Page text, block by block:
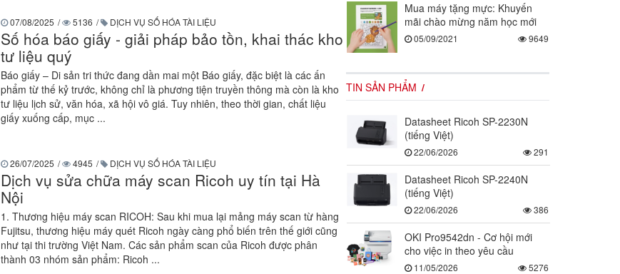
07/08/2025 / 5136 / DỊCH VỤ SỐ HÓA TÀI LIỆU
Số hóa báo giấy - giải pháp bảo tồn, khai thác kho
tư liệu quý
Báo giấy – Di sản tri thức đang dần mai một Báo giấy, đặc biệt là các ấn
phẩm từ thế kỷ trước, không chỉ là phương tiện truyền thông mà còn là kho
tư liệu lịch sử, văn hóa, xã hội vô giá. Tuy nhiên, theo thời gian, chất liệu
giấy xuống cấp, mục ...
26/07/2025 / 4945 / DỊCH VỤ SỐ HÓA TÀI LIỆU
Dịch vụ sửa chữa máy scan Ricoh uy tín tại Hà
Nội
1. Thương hiệu máy scan RICOH: Sau khi mua lại mảng máy scan từ hàng
Fujitsu, thương hiệu máy quét Ricoh ngày càng phổ biến trên thế giới cũng
như tại thi trường Việt Nam. Các sản phẩm scan của Ricoh được phân
thành 03 nhóm sản phẩm: Ricoh ...
Mua máy tặng mực: Khuyến
mãi chào mừng năm học mới
05/09/2021 9649
TIN SẢN PHẨM
Datasheet Ricoh SP-2230N
(tiếng Việt)
22/06/2026 291
Datasheet Ricoh SP-2240N
(tiếng Việt)
22/06/2026 386
OKI Pro9542dn - Cơ hội mới
cho việc in theo yêu cầu
11/05/2026 5276